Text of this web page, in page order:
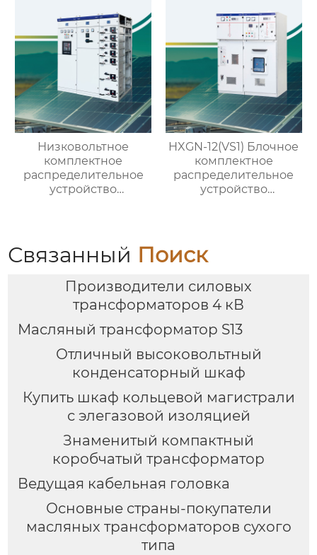
Низковольтное
комплектное
распределительное
устройство
HXGN-12(VS1) Блочное
комплектное
распределительное
устройство
Связанный Поиск
Производители силовых
трансформаторов 4 кВ
Масляный трансформатор S13
Отличный высоковольтный
конденсаторный шкаф
Купить шкаф кольцевой магистрали
с элегазовой изоляцией
Знаменитый компактный
коробчатый трансформатор
Ведущая кабельная головка
Основные страны-покупатели
масляных трансформаторов сухого
типа